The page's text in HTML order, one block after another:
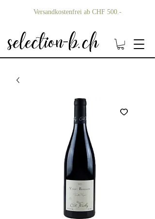
Versandkostenfrei ab CHF 500.-